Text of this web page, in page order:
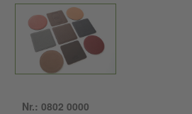
Nr.: 0802 0000